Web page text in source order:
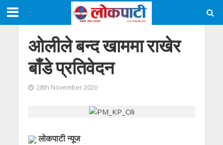
ओलीले बन्द खाममा राखेर
बाँडे प्रतिवेदन
28th November 2020
लोकपाटी न्यूज